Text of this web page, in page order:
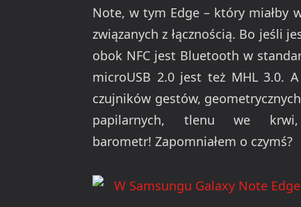
Note, w tym Edge – który miałby
związanych z łącznością. Bo jeśli
obok NFC jest Bluetooth w
microUSB 2.0 jest też MHL 3.0.
czujników gestów,
papilarnych, tlenu we
barometr! Zapomniałem o czymś?